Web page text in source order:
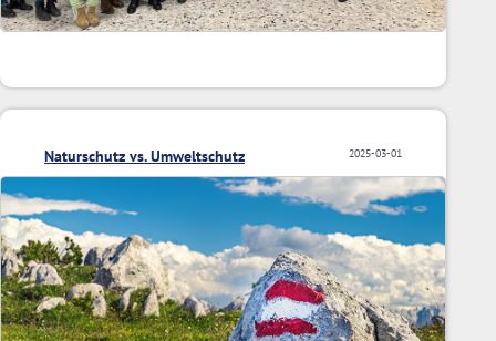
2025-03-01
Naturschutz vs. Umweltschutz